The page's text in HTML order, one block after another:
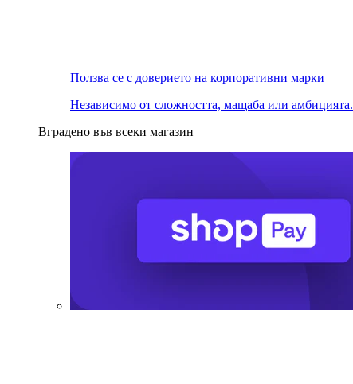
Ползва се с доверието на корпоративни марки
Независимо от сложността, мащаба или амбицията.
Вградено във всеки магазин